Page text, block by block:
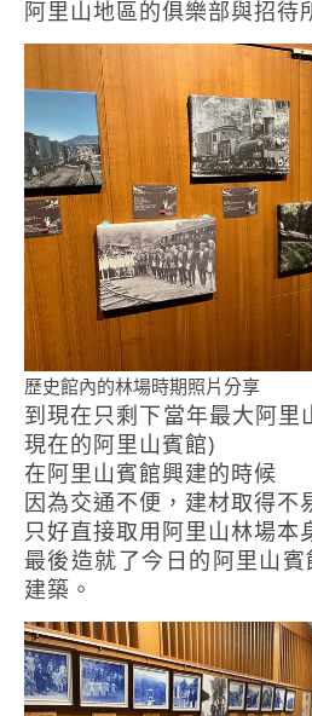
阿里山地區的俱樂部與招待
歷史館內的林場時期照片分享
到現在只剩下當年最大阿里
現在的阿里山賓館)
在阿里山賓館興建的時候
因為交通不便，建材取得不
只好直接取用阿里山林場本
最後造就了今日的阿里山
建築。